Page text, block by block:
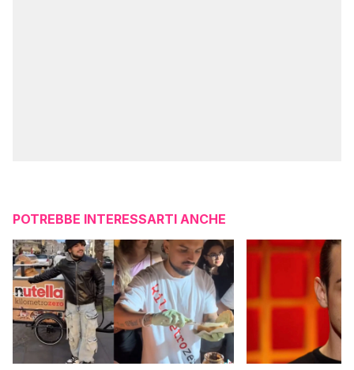
POTREBBE INTERESSARTI ANCHE